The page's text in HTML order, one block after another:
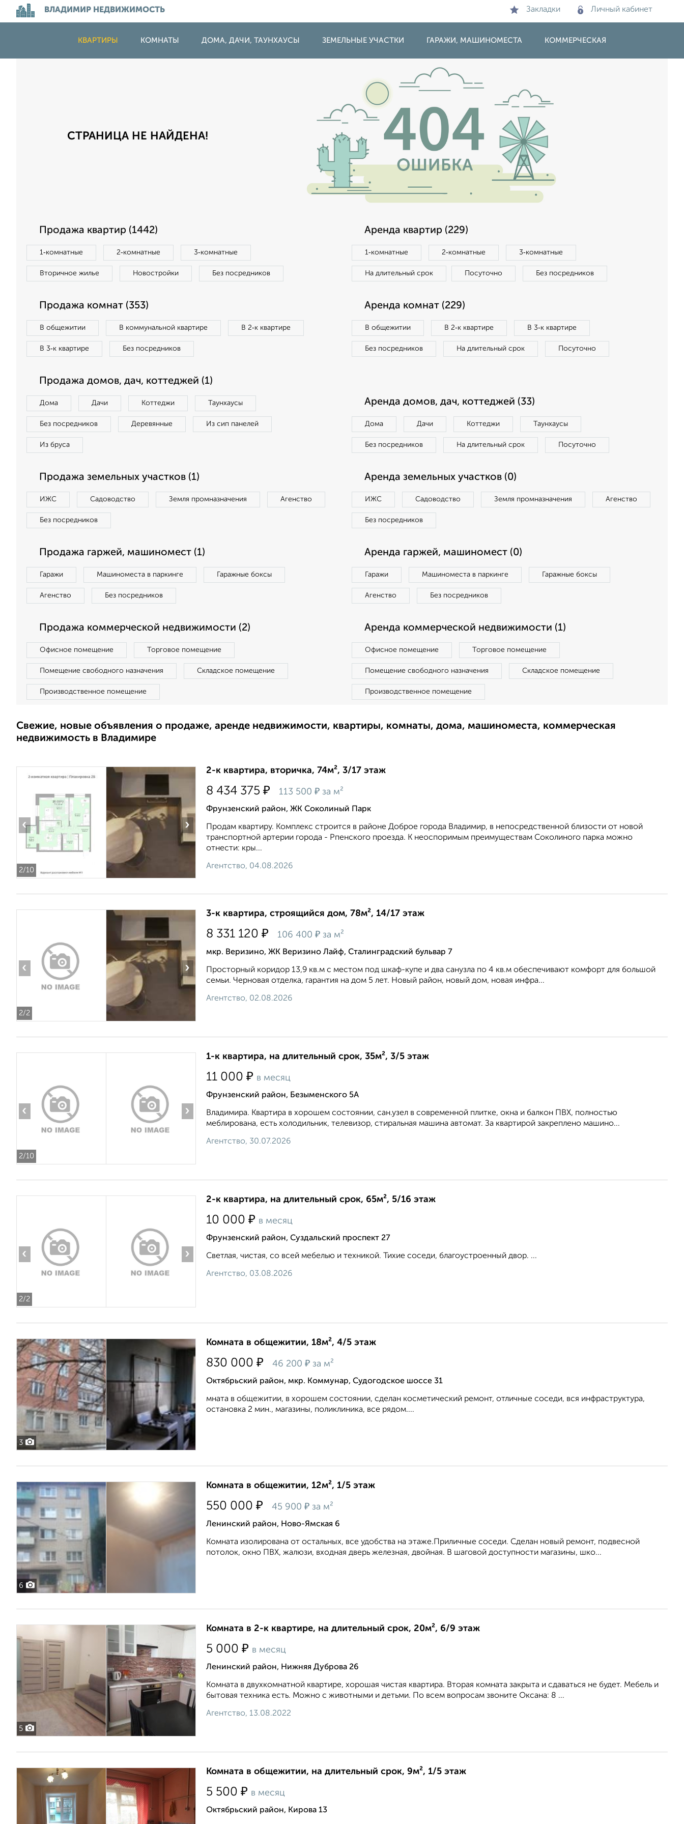
ВЛАДИМИР НЕДВИЖИМОСТЬ Закладки Личный кабинет
КВАРТИРЫ КОМНАТЫ ДОМА, ДАЧИ, ТАУНХАУСЫ ЗЕМЕЛЬНЫЕ УЧАСТКИ ГАРАЖИ, МАШИНОМЕСТА КОММЕРЧЕСКАЯ
СТРАНИЦА НЕ НАЙДЕНА!
Продажа квартир (1442)
1‑комнатные 2‑комнатные 3‑комнатные
Вторичное жилье Новостройки Без посредников
Аренда квартир (229)
1‑комнатные 2‑комнатные 3‑комнатные
На длительный срок Посуточно Без посредников
Продажа комнат (353)
В общежитии В коммунальной квартире В 2‑к квартире
В 3‑к квартире Без посредников
Аренда комнат (229)
В общежитии В 2‑к квартире В 3‑к квартире
Без посредников На длительный срок Посуточно
Продажа домов, дач, коттеджей (1)
Дома Дачи Коттеджи Таунхаусы
Без посредников Деревянные Из сип панелей
Из бруса
Аренда домов, дач, коттеджей (33)
Дома Дачи Коттеджи Таунхаусы
Без посредников На длительный срок Посуточно
Продажа земельных участков (1)
ИЖС Садоводство Земля промназначения Агенство
Без посредников
Аренда земельных участков (0)
ИЖС Садоводство Земля промназначения Агенство
Без посредников
Продажа гаржей, машиномест (1)
Гаражи Машиноместа в паркинге Гаражные боксы
Агенство Без посредников
Аренда гаржей, машиномест (0)
Гаражи Машиноместа в паркинге Гаражные боксы
Агенство Без посредников
Продажа коммерческой недвижимости (2)
Офисное помещение Торговое помещение
Помещение свободного назначения Складское помещение
Производственное помещение
Аренда коммерческой недвижимости (1)
Офисное помещение Торговое помещение
Помещение свободного назначения Складское помещение
Производственное помещение
Свежие, новые объявления о продаже, аренде недвижимости, квартиры, комнаты, дома, машиноместа, коммерческая
недвижимость в Владимире
2/10
‹ ›
2-к квартира, вторичка, 74м², 3/17 этаж
8 434 375 ₽ 113 500 ₽ за м²
Фрунзенский район, ЖК Соколиный Парк
Продам квартиру. Комплекс строится в районе Доброе города Владимир, в непосредственной близости от новой
транспортной артерии города - Рпенского проезда. К неоспоримым преимуществам Соколиного парка можно
отнести: кры...
Агентство, 04.08.2026
2/2
‹ ›
3-к квартира, строящийся дом, 78м², 14/17 этаж
8 331 120 ₽ 106 400 ₽ за м²
мкр. Веризино, ЖК Веризино Лайф, Сталинградский бульвар 7
Просторный коридор 13,9 кв.м с местом под шкаф-купе и два санузла по 4 кв.м обеспечивают комфорт для большой
семьи. Черновая отделка, гарантия на дом 5 лет. Новый район, новый дом, новая инфра...
Агентство, 02.08.2026
2/10
‹ ›
1-к квартира, на длительный срок, 35м², 3/5 этаж
11 000 ₽ в месяц
Фрунзенский район, Безыменского 5А
Владимира. Квартира в хорошем состоянии, сан.узел в современной плитке, окна и балкон ПВХ, полностью
меблирована, есть холодильник, телевизор, стиральная машина автомат. За квартирой закреплено машино...
Агентство, 30.07.2026
2/2
‹ ›
2-к квартира, на длительный срок, 65м², 5/16 этаж
10 000 ₽ в месяц
Фрунзенский район, Суздальский проспект 27
Светлая, чистая, со всей мебелью и техникой. Тихие соседи, благоустроенный двор. ...
Агентство, 03.08.2026
3
Комната в общежитии, 18м², 4/5 этаж
830 000 ₽ 46 200 ₽ за м²
Октябрьский район, мкр. Коммунар, Судогодское шоссе 31
мната в общежитии, в хорошем состоянии, сделан косметический ремонт, отличные соседи, вся инфраструктура,
остановка 2 мин., магазины, поликлиника, все рядом....
6
Комната в общежитии, 12м², 1/5 этаж
550 000 ₽ 45 900 ₽ за м²
Ленинский район, Ново-Ямская 6
Комната изолирована от остальных, все удобства на этаже.Приличные соседи. Сделан новый ремонт, подвесной
потолок, окно ПВХ, жалюзи, входная дверь железная, двойная. В шаговой доступности магазины, шко...
5
Комната в 2-к квартире, на длительный срок, 20м², 6/9 этаж
5 000 ₽ в месяц
Ленинский район, Нижняя Дуброва 26
Комната в двухкомнатной квартире, хорошая чистая квартира. Вторая комната закрыта и сдаваться не будет. Мебель и
бытовая техника есть. Можно с животными и детьми. По всем вопросам звоните Оксана: 8 ...
Агентство, 13.08.2022
Комната в общежитии, на длительный срок, 9м², 1/5 этаж
5 500 ₽ в месяц
Октябрьский район, Кирова 13